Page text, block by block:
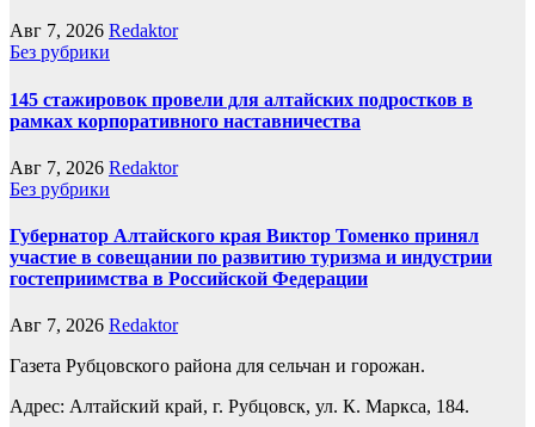
Авг 7, 2026 Redaktor
Без рубрики
145 стажировок провели для алтайских подростков в
рамках корпоративного наставничества
Авг 7, 2026 Redaktor
Без рубрики
Губернатор Алтайского края Виктор Томенко принял
участие в совещании по развитию туризма и индустрии
гостеприимства в Российской Федерации
Авг 7, 2026 Redaktor
Газета Рубцовского района для сельчан и горожан.
Адрес: Алтайский край, г. Рубцовск, ул. К. Маркса, 184.